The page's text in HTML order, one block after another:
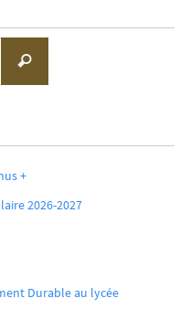
Recherche
+
2026-2027
Durable au lycée